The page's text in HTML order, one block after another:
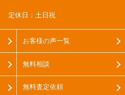
定休日：土日祝
お客様の声一覧
無料相談
無料査定依頼